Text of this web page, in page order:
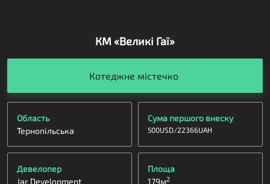
КМ «Великі Гаї»
Котеджне містечко
Область
Тернопільська
Сума першого внеску
500USD/22366UAH
Девелопер
Jar Development
Площа
179м2